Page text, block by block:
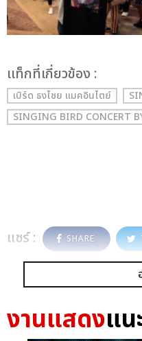
เเท็กที่เกี่ยวข้อง :
เบิร์ด ธงไชย แมคอินไตย์
SINGING BIRD CONCERT
แชร์ : SHARE
งานแสดงแน